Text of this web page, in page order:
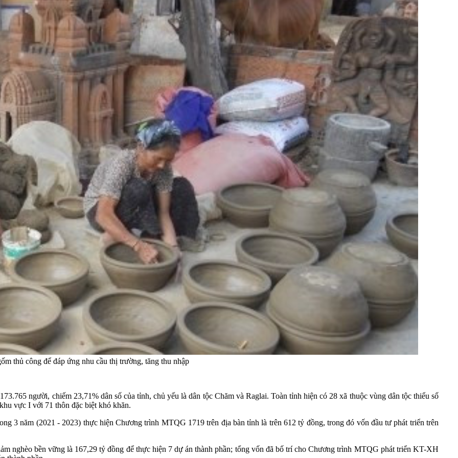
thủ công để đáp ứng nhu cầu thị trường, tăng thu nhập
người, chiếm 23,71% dân số của tỉnh, chủ yếu là dân tộc Chăm và Raglai. Toàn tỉnh hiện có 28 xã thuộc vùng dân tộc thiểu số
vực I với 71 thôn đặc biệt khó khăn.
3 năm (2021 - 2023) thực hiện Chương trình MTQG 1719 trên địa bàn tỉnh là trên 612 tỷ đồng, trong đó vốn đầu tư phát triển trên
nghèo bền vững là 167,29 tỷ đồng để thực hiện 7 dự án thành phần; tổng vốn đã bố trí cho Chương trình MTQG phát triển KT-XH